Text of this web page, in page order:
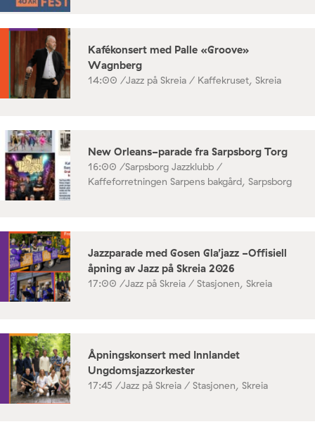
Kafékonsert med Palle «Groove»
Wagnberg
14:00 /Jazz på Skreia / Kaffekruset, Skreia
New Orleans-parade fra Sarpsborg Torg
16:00 /Sarpsborg Jazzklubb /
Kaffeforretningen Sarpens bakgård, Sarpsborg
Jazzparade med Gosen Gla’jazz -Offisiell
åpning av Jazz på Skreia 2026
17:00 /Jazz på Skreia / Stasjonen, Skreia
Åpningskonsert med Innlandet
Ungdomsjazzorkester
17:45 /Jazz på Skreia / Stasjonen, Skreia